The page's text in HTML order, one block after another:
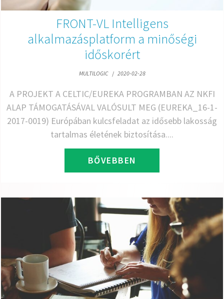
FRONT-VL Intelligens
alkalmazásplatform a minőségi
időskorért
MULTILOGIC / 2020-02-28
A PROJEKT A CELTIC/EUREKA PROGRAMBAN AZ NKFI
ALAP TÁMOGATÁSÁVAL VALÓSULT MEG (EUREKA_16-1-
2017-0019) Európában kulcsfeladat az idősebb lakosság
tartalmas életének biztosítása....
BŐVEBBEN